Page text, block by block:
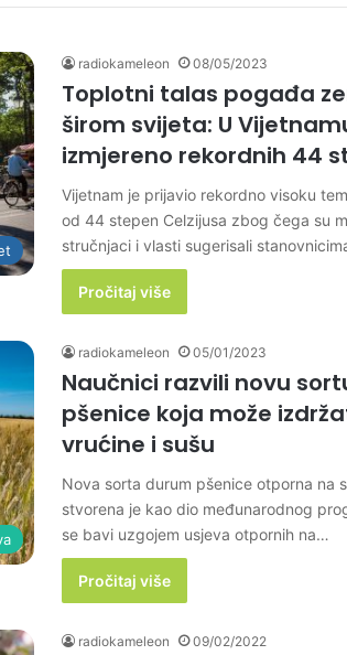
radiokameleon 08/05/2023
Toplotni talas pogađa
širom svijeta: U
izmjereno rekordnih 44
Vijetnam je prijavio rekordno visoku
od 44 stepen Celzijusa zbog čega su
stručnjaci i vlasti sugerisali
Pročitaj više
radiokameleon 05/01/2023
Naučnici razvili novu
pšenice koja može
vrućine i sušu
Nova sorta durum pšenice otporna na
stvorena je kao dio međunarodnog
se bavi uzgojem usjeva otpornih na…
Pročitaj više
radiokameleon 09/02/2022